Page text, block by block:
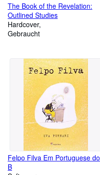
The Book of the Revelation:
Outlined Studies
Hardcover
Gebraucht
Felpo Filva Em Portuguese do
B